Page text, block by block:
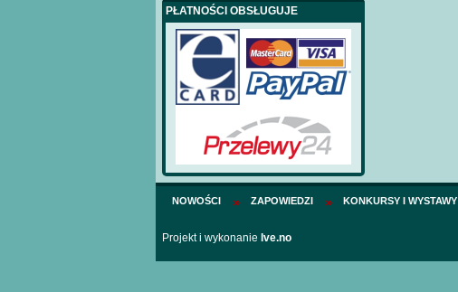
PŁATNOŚCI OBSŁUGUJE
NOWOŚCI ZAPOWIEDZI KONKURSY I WYSTAWY
Projekt i wykonanie Ive.no